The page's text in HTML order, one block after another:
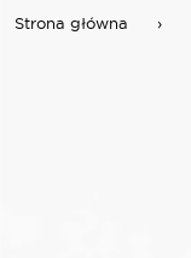
Strona główna ›